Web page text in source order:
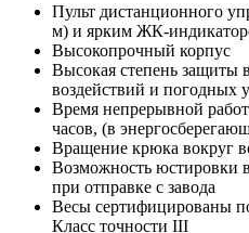
Пульт дистанционного
м) и ярким ЖК-
Высокопрочный корпус
Высокая степень защиты
воздействий и погодных
Время непрерывной
часов, (в
Вращение крюка вокруг
Возможность юстировки
при отправке с завода
Весы сертифицированы
Класс точности III